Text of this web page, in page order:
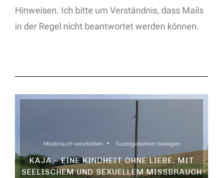
Hinweisen. Ich bitte um Verständnis, dass Mails
in der Regel nicht beantwortet werden können.
Missbrauch verarbeiten Suizidgedanken besiegen
KAJA – EINE KINDHEIT OHNE LIEBE, MIT
SEELISCHEM UND SEXUELLEM MISSBRAUCH